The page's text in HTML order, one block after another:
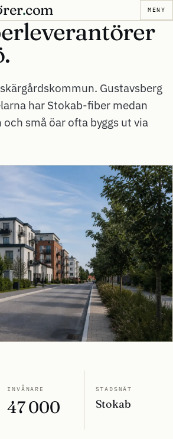
rer.com MENY
Gustavsberg
har Stokab-fiber medan
små öar ofta byggs ut via
INVÅNARE
47 000
STADSNÄT
Stokab